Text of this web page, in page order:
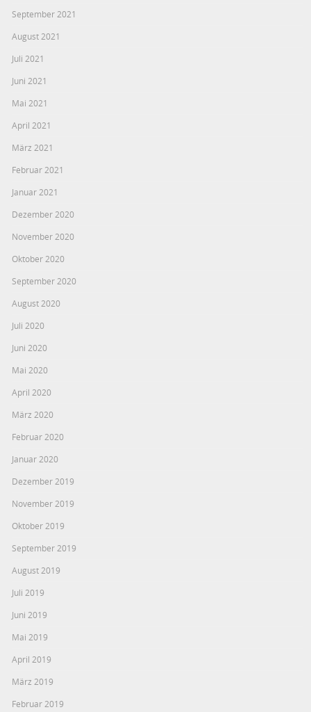
September 2021
August 2021
Juli 2021
Juni 2021
Mai 2021
April 2021
März 2021
Februar 2021
Januar 2021
Dezember 2020
November 2020
Oktober 2020
September 2020
August 2020
Juli 2020
Juni 2020
Mai 2020
April 2020
März 2020
Februar 2020
Januar 2020
Dezember 2019
November 2019
Oktober 2019
September 2019
August 2019
Juli 2019
Juni 2019
Mai 2019
April 2019
März 2019
Februar 2019